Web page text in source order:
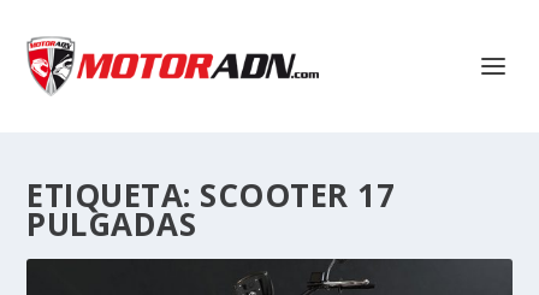
ETIQUETA: SCOOTER 17
PULGADAS